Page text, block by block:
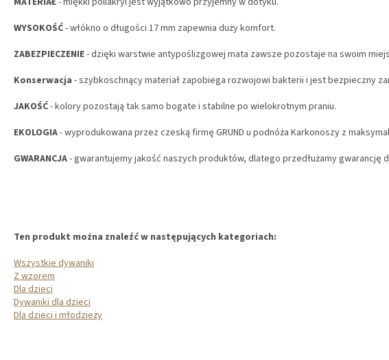
WYSOKOŚĆ- włókno o długości 17 mm zapewnia duży komfort.
ZABEZPIECZENIE- dzięki warstwie antypoślizgowej mata zawsze pozostaje na swoim
Konserwacja - szybkoschnący materiał zapobiega rozwojowi bakterii i jest bezpieczny
JAKOŚĆ- kolory pozostają tak samo bogate i stabilne po wielokrotnym praniu.
EKOLOGIA- wyprodukowana przez czeską firmę GRUND u podnóża Karkonoszy z
GWARANCJA- gwarantujemy jakość naszych produktów, dlatego przedłużamy gwarancję
Ten produkt można znaleźć w następujących kategoriach:
Wszystkie dywaniki
Z wzorem
Dla dzieci
Dywaniki dla dzieci
Dla dzieci i młodzieży